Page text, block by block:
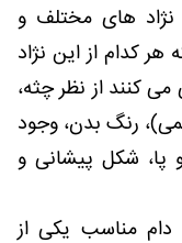
نژاد های مختلف و
کدام از این نژاد
کنند از نظر چثه،
رنگ بدن، وجود
پا، شکل پیشانی و
دام مناسب یکی از